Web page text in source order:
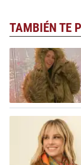
TAMBIÉN TE